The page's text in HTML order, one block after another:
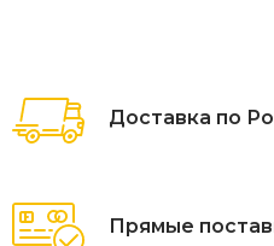
590Х640Х820,
Доставка по
Прямые